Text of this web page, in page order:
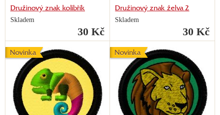
Družinový znak kolibřík
Skladem
30 Kč
Družinový znak želva 2
Skladem
30 Kč
Novinka Novinka